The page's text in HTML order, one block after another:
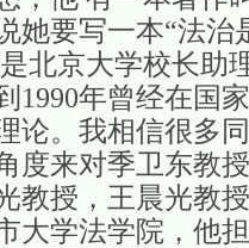
她要写一本“法
北京大学校长助
1990年曾经在国
论。我相信很多
度来对季卫东教
教授，王晨光教
大学法学院，他